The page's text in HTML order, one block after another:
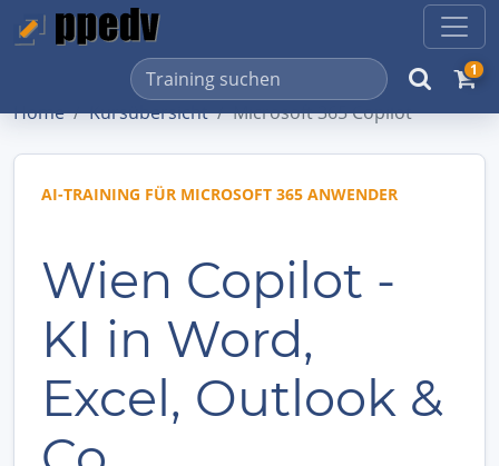
1
Home Kursübersicht Microsoft 365 Copilot
AI-TRAINING FÜR MICROSOFT 365 ANWENDER
Wien Copilot -
KI in Word,
Excel, Outlook &